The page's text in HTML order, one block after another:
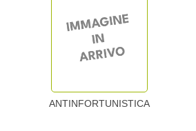
ANTINFORTUNISTICA